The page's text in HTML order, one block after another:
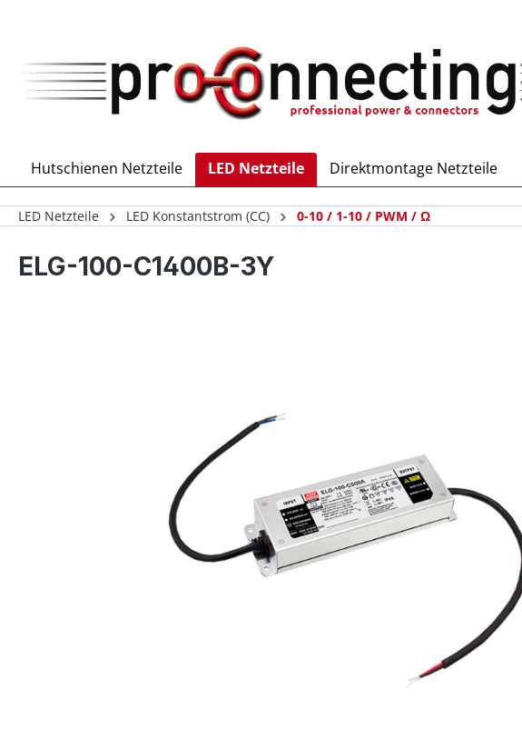
Hutschienen Netzteile LED Netzteile Direktmontage Netzteile
LED Netzteile LED Konstantstrom (CC) 0-10 / 1-10 / PWM / Ω
ELG-100-C1400B-3Y